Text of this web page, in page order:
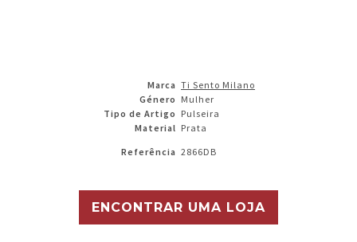
Marca Ti Sento Milano
Género Mulher
Tipo de Artigo Pulseira
Material Prata
Referência 2866DB
ENCONTRAR UMA LOJA